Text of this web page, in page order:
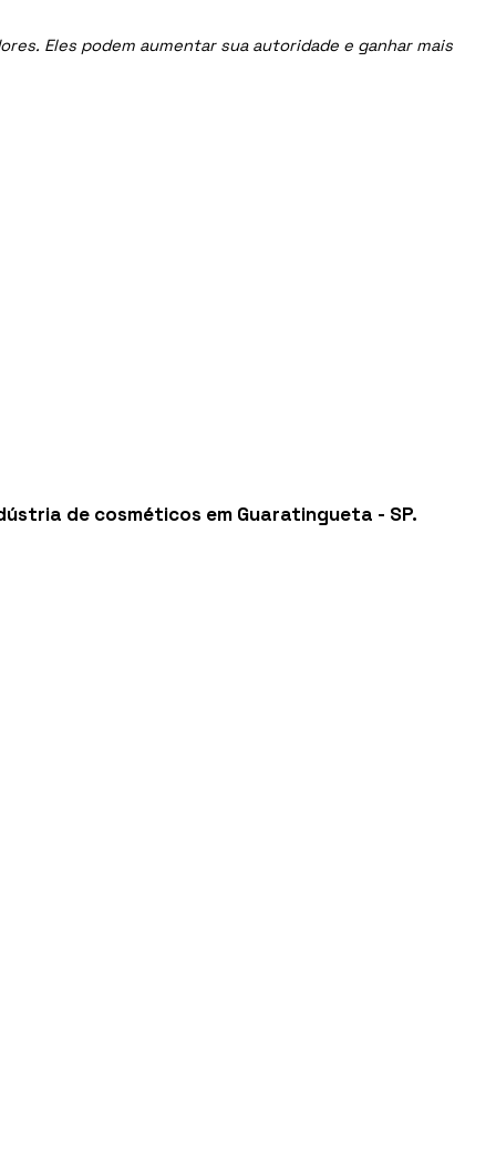
Eles podem aumentar sua autoridade e ganhar mais
de cosméticos em Guaratingueta - SP.